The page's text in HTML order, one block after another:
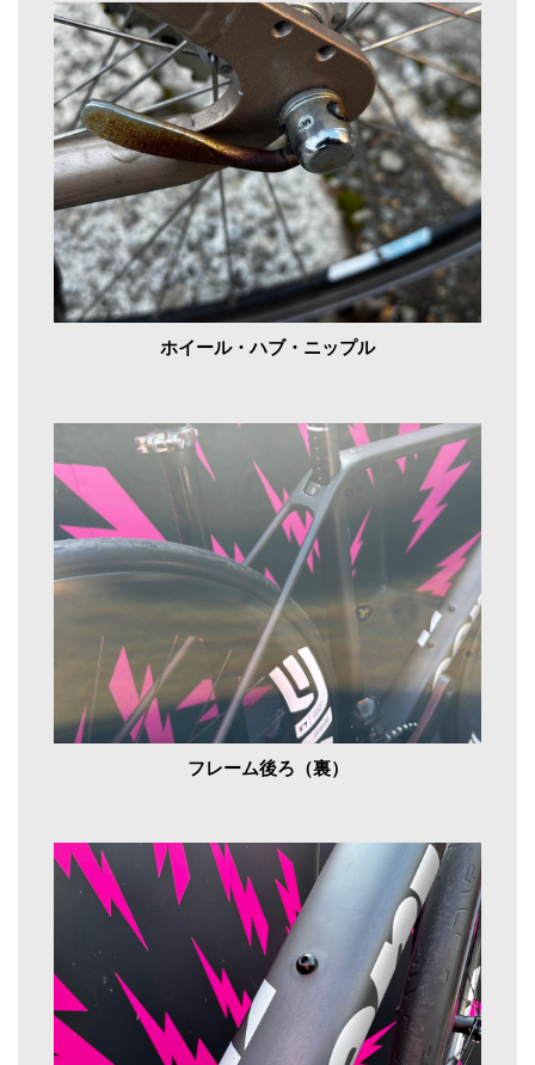
ホイール・ハブ・ニップル
フレーム後ろ（裏）